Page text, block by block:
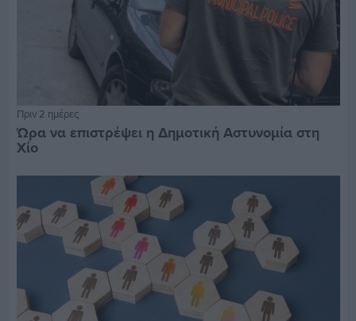
Πριν 2 ημέρες
Ώρα να επιστρέψει η Δημοτική Αστυνομία στη
Χίο